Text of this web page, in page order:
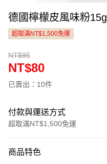
德國檸檬皮風味粉15g
超取滿NT$1,500免運
NT$95
NT$80
已賣出：10件
付款與運送方式
超取滿NT$1,500免運
信用卡一次付款
商品特色